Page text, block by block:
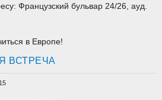
Французский бульвар 24/26, ауд.
в Европе!
ВСТРЕЧА